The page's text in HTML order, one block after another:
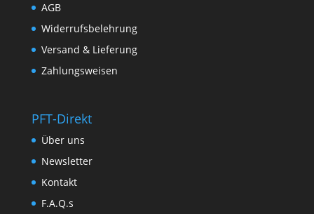
AGB
Widerrufsbelehrung
Versand & Lieferung
Zahlungsweisen
PFT-Direkt
Über uns
Newsletter
Kontakt
F.A.Q.s